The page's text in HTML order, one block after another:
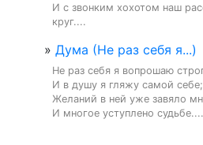
И с звонким хохотом наш
круг....
» Дума (Не раз себя я...)
Не раз себя я вопрошаю
И в душу я гляжу самой себе;
Желаний в ней уже завяло
И многое уступлено судьбе....